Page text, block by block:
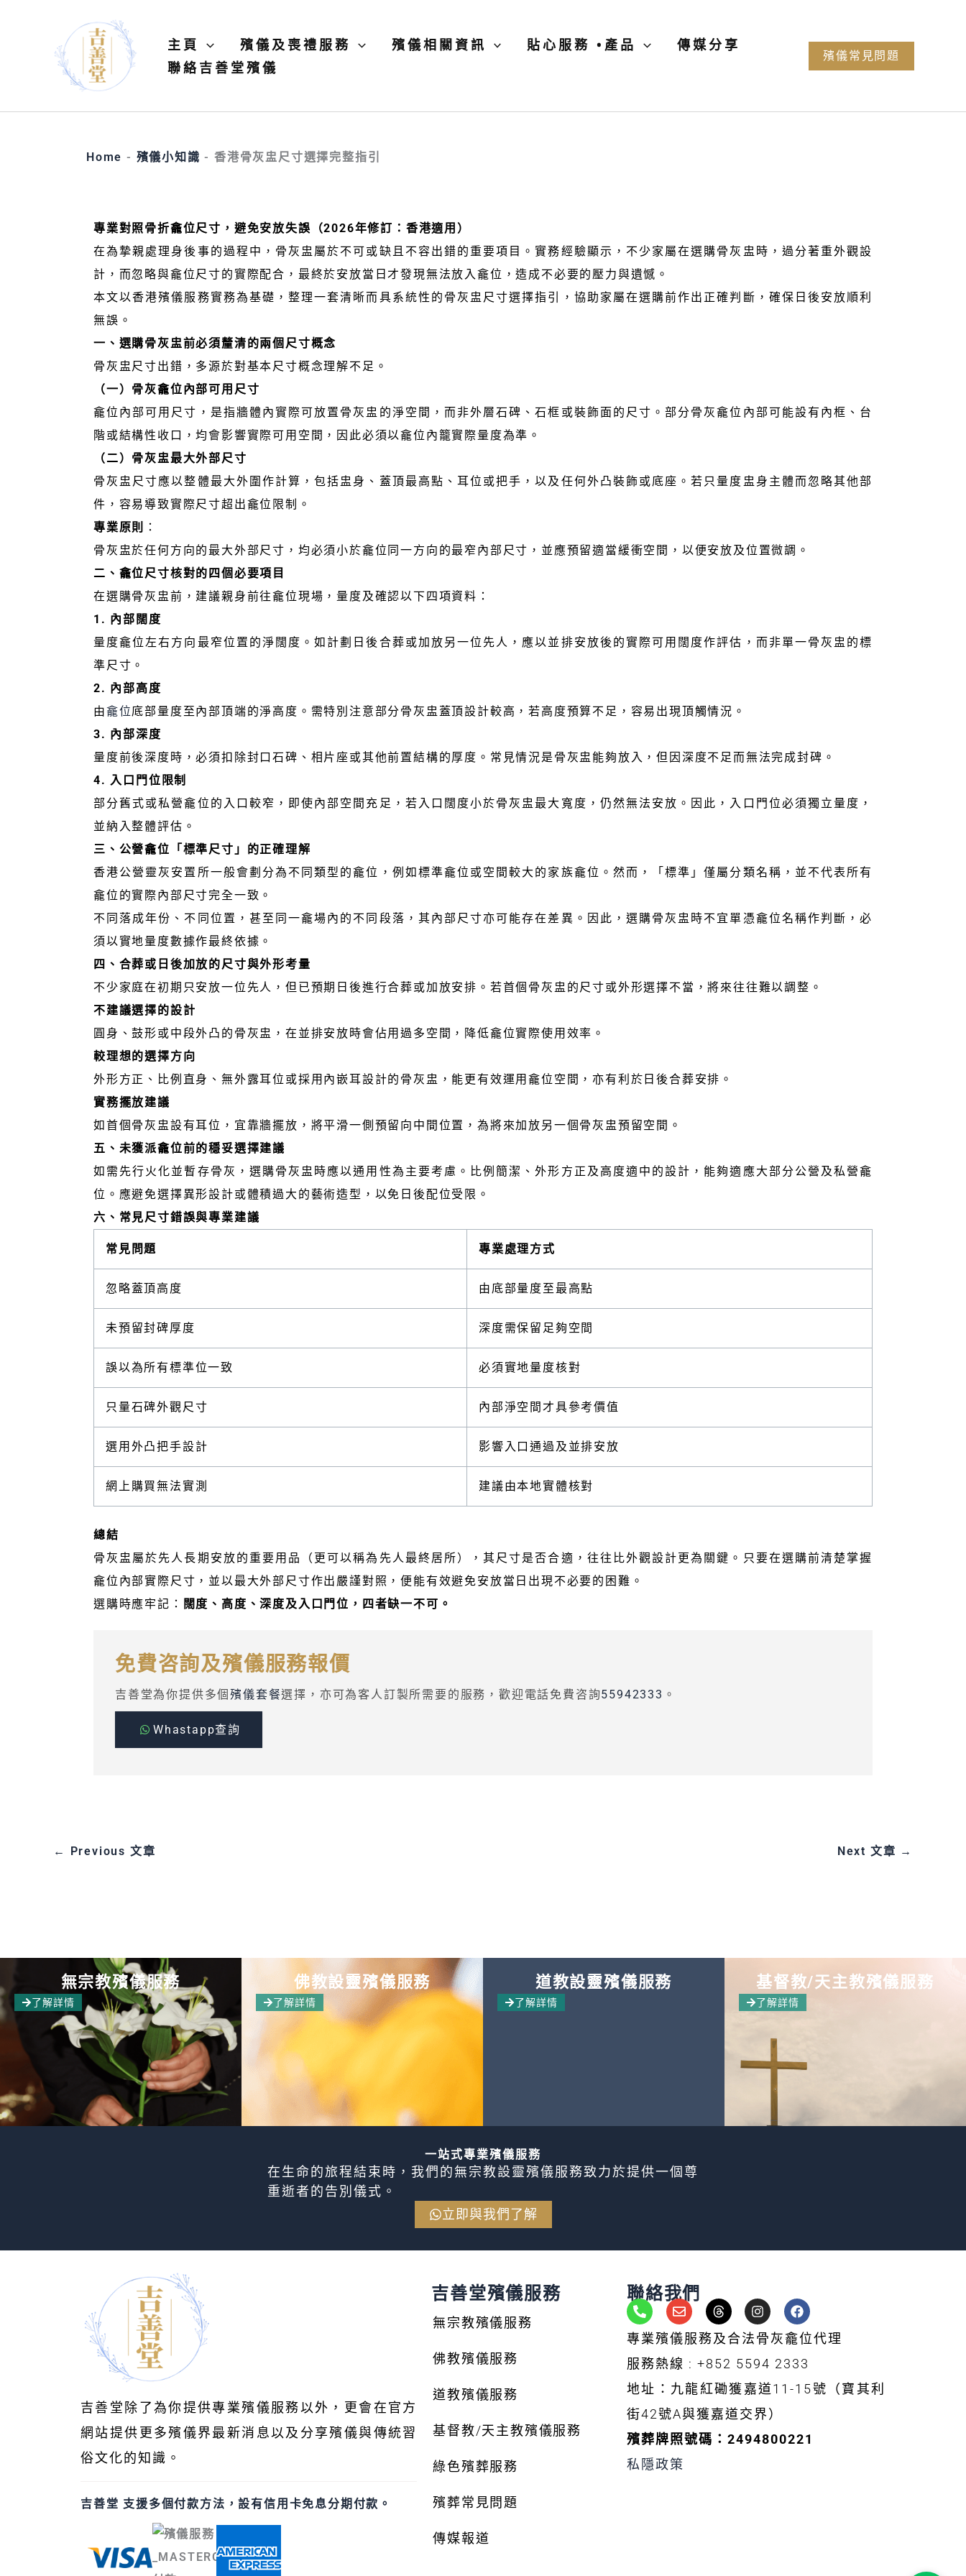
主頁 殯儀及喪禮服務 殯儀相關資訊 貼心服務 •產品
傳媒分享
聯絡吉善堂殯儀​
殯儀常見問題
Home - 殯儀小知識 -香港骨灰盅尺寸選擇完整指引
專業對照骨折龕位尺寸，避免安放失誤（2026年修訂：香港適用）
在為摯親處理身後事的過程中，骨灰盅屬於不可或缺且不容出錯的重要項目。實務經驗顯示，不少家屬在選購骨灰盅時，過分著重外觀設
計，而忽略與龕位尺寸的實際配合，最終於安放當日才發現無法放入龕位，造成不必要的壓力與遺憾。
本文以香港殯儀服務實務為基礎，整理一套清晰而具系統性的骨灰盅尺寸選擇指引，協助家屬在選購前作出正確判斷，確保日後安放順利
無誤。
一、選購骨灰盅前必須釐清的兩個尺寸概念
骨灰盅尺寸出錯，多源於對基本尺寸概念理解不足。
（一）骨灰龕位內部可用尺寸
龕位內部可用尺寸，是指牆體內實際可放置骨灰盅的淨空間，而非外層石碑、石框或裝飾面的尺寸。部分骨灰龕位內部可能設有內框、台
階或結構性收口，均會影響實際可用空間，因此必須以龕位內籠實際量度為準。
（二）骨灰盅最大外部尺寸
骨灰盅尺寸應以整體最大外圍作計算，包括盅身、蓋頂最高點、耳位或把手，以及任何外凸裝飾或底座。若只量度盅身主體而忽略其他部
件，容易導致實際尺寸超出龕位限制。
專業原則
：
骨灰盅於任何方向的最大外部尺寸，均必須小於龕位同一方向的最窄內部尺寸，並應預留適當緩衝空間，以便安放及位置微調。
二、龕位尺寸核對的四個必要項目
在選購骨灰盅前，建議親身前往龕位現場，量度及確認以下四項資料：
1. 內部闊度
量度龕位左右方向最窄位置的淨闊度。如計劃日後合葬或加放另一位先人，應以並排安放後的實際可用闊度作評估，而非單一骨灰盅的標
準尺寸。
2. 內部高度
由龕位底部量度至內部頂端的淨高度。需特別注意部分骨灰盅蓋頂設計較高，若高度預算不足，容易出現頂觸情況。
3. 內部深度
量度前後深度時，必須扣除封口石碑、相片座或其他前置結構的厚度。常見情況是骨灰盅能夠放入，但因深度不足而無法完成封碑。
4. 入口門位限制
部分舊式或私營龕位的入口較窄，即使內部空間充足，若入口闊度小於骨灰盅最大寬度，仍然無法安放。因此，入口門位必須獨立量度，
並納入整體評估。
三、公營龕位「標準尺寸」的正確理解
香港公營靈灰安置所一般會劃分為不同類型的龕位，例如標準龕位或空間較大的家族龕位。然而，「標準」僅屬分類名稱，並不代表所有
龕位的實際內部尺寸完全一致。
不同落成年份、不同位置，甚至同一龕場內的不同段落，其內部尺寸亦可能存在差異。因此，選購骨灰盅時不宜單憑龕位名稱作判斷，必
須以實地量度數據作最終依據。
四、合葬或日後加放的尺寸與外形考量
不少家庭在初期只安放一位先人，但已預期日後進行合葬或加放安排。若首個骨灰盅的尺寸或外形選擇不當，將來往往難以調整。
不建議選擇的設計
圓身、鼓形或中段外凸的骨灰盅，在並排安放時會佔用過多空間，降低龕位實際使用效率。
較理想的選擇方向
外形方正、比例直身、無外露耳位或採用內嵌耳設計的骨灰盅，能更有效運用龕位空間，亦有利於日後合葬安排。
實務擺放建議
如首個骨灰盅設有耳位，宜靠牆擺放，將平滑一側預留向中間位置，為將來加放另一個骨灰盅預留空間。
五、未獲派龕位前的穩妥選擇建議
如需先行火化並暫存骨灰，選購骨灰盅時應以通用性為主要考慮。比例簡潔、外形方正及高度適中的設計，能夠適應大部分公營及私營龕
位。應避免選擇異形設計或體積過大的藝術造型，以免日後配位受限。
六、常見尺寸錯誤與專業建議
常見問題 專業處理方式
忽略蓋頂高度 由底部量度至最高點
未預留封碑厚度 深度需保留足夠空間
誤以為所有標準位一致 必須實地量度核對
只量石碑外觀尺寸 內部淨空間才具參考價值
選用外凸把手設計 影響入口通過及並排安放
網上購買無法實測 建議由本地實體核對
總結
骨灰盅屬於先人長期安放的重要用品（更可以稱為先人最終居所），其尺寸是否合適，往往比外觀設計更為關鍵。只要在選購前清楚掌握
龕位內部實際尺寸，並以最大外部尺寸作出嚴謹對照，便能有效避免安放當日出現不必要的困難。
選購時應牢記： 闊度、高度、深度及入口門位，四者缺一不可。
免費咨詢及殯儀服務報價
吉善堂為你提供多個殯儀套餐選擇，亦可為客人訂製所需要的服務，歡迎電話免費咨詢55942333 。
Whastapp查詢
← Previous 文章 Next 文章 →
無宗教殯儀服務
了解詳情
佛教設靈殯儀服務
了解詳情
道教設靈殯儀服務
了解詳情
基督教/天主教殯儀服務
了解詳情
一站式專業殯儀服務
在生命的旅程結束時，我們的無宗教設靈殯儀服務致力於提供一個尊
重逝者的告別儀式。
立即與我們了解
吉善堂除了為你提供專業殯儀服務以外，更會在官方
網站提供更多殯儀界最新消息以及分享殯儀與傳統習
俗文化的知識。
吉善堂 支援多個付款方法，設有信用卡免息分期付款。
吉善堂殯儀服務
無宗教殯儀服務
佛教殯儀服務
道教殯儀服務
基督教/天主教殯儀服務
綠色殯葬服務
殯葬常見問題
傳媒報道
聯絡我們
P
h
o
n
e
-
a
t
E
n
v
e
l
o
p
T
h
r
e
a
s
I
n
s
t
a
r
m
F
a
c
e
b
o
專業殯儀服務及合法骨灰龕位代理
服務熱線 : +852 5594 2333
地址：九龍紅磡獲嘉道11-15號（寶其利
街42號A與獲嘉道交界）
殯葬牌照號碼：2494800221
私隱政策